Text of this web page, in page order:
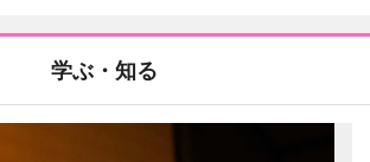
学ぶ・知る